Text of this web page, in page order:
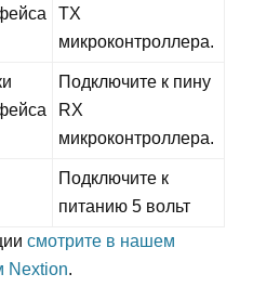
TX
микроконтроллера.
Подключите к пину
RX
микроконтроллера.
Подключите к
питанию 5 вольт
смотрите в нашем
Nextion.